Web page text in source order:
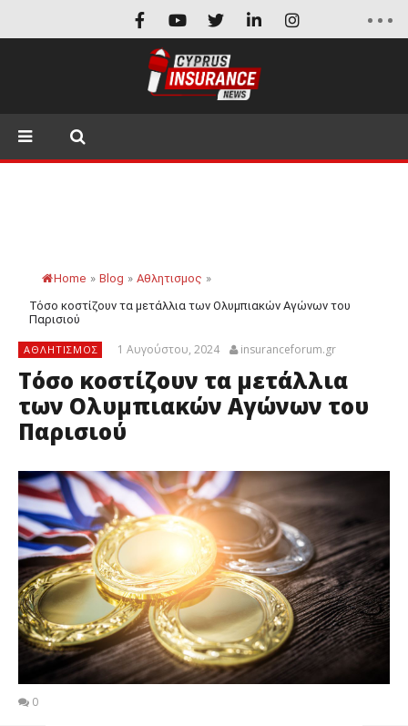
Home » Blog » Αθλητισμος »
Τόσο κοστίζουν τα μετάλλια των Ολυμπιακών Αγώνων του
Παρισιού
ΑΘΛΗΤΙΣΜΟΣ 1 Αυγούστου, 2024 insuranceforum.gr
Τόσο κοστίζουν τα μετάλλια
των Ολυμπιακών Αγώνων του
Παρισιού
0